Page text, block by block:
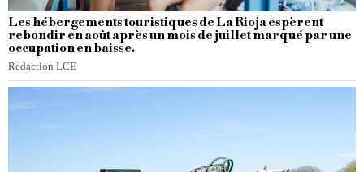
Les hébergements touristiques de La Rioja espèrent
rebondir en août après un mois de juillet marqué par une
occupation en baisse.
Redaction LCE